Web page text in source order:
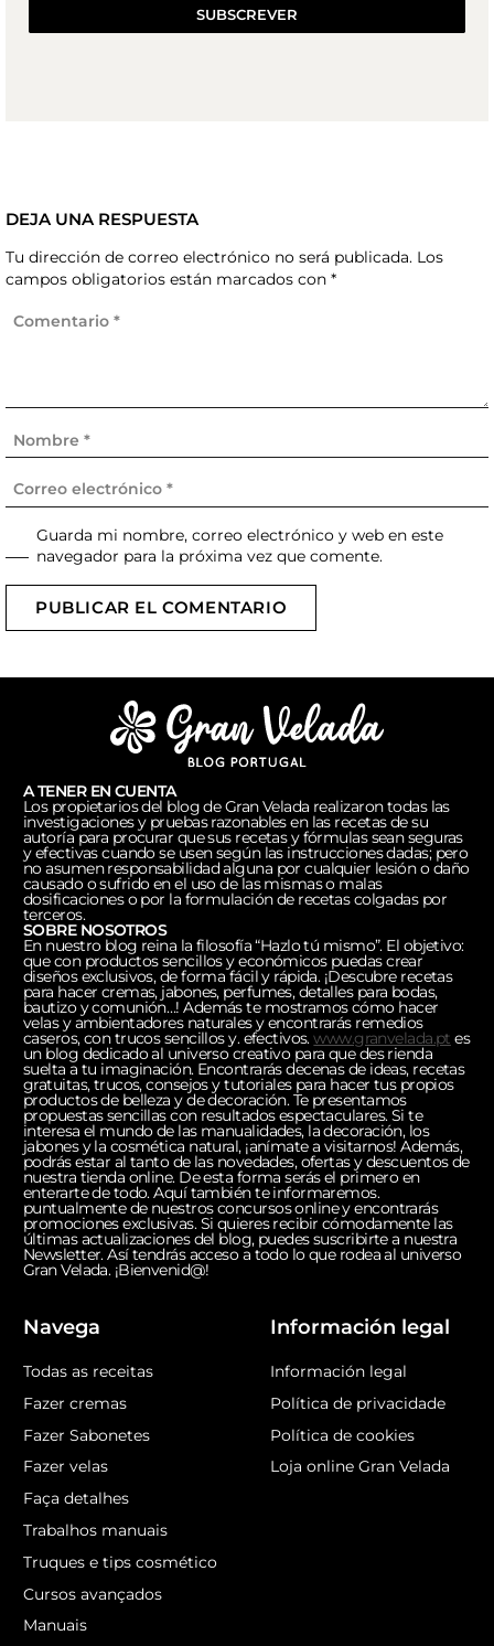
SUBSCREVER
DEJA UNA RESPUESTA
Tu dirección de correo electrónico no será publicada. Los
campos obligatorios están marcados con *
Guarda mi nombre, correo electrónico y web en este
navegador para la próxima vez que comente.
PUBLICAR EL COMENTARIO
A TENER EN CUENTA
Los propietarios del blog de Gran Velada realizaron todas las
investigaciones y pruebas razonables en las recetas de su
autoría para procurar que sus recetas y fórmulas sean seguras
y efectivas cuando se usen según las instrucciones dadas; pero
no asumen responsabilidad alguna por cualquier lesión o daño
causado o sufrido en el uso de las mismas o malas
dosificaciones o por la formulación de recetas colgadas por
terceros.
SOBRE NOSOTROS
En nuestro blog reina la filosofía “Hazlo tú mismo”. El objetivo:
que con productos sencillos y económicos puedas crear
diseños exclusivos, de forma fácil y rápida. ¡Descubre recetas
para hacer cremas, jabones, perfumes, detalles para bodas,
bautizo y comunión…! Además te mostramos cómo hacer
velas y ambientadores naturales y encontrarás remedios
caseros, con trucos sencillos y. efectivos.www.granvelada.pt es
un blog dedicado al universo creativo para que des rienda
suelta a tu imaginación. Encontrarás decenas de ideas, recetas
gratuitas, trucos, consejos y tutoriales para hacer tus propios
productos de belleza y de decoración. Te presentamos
propuestas sencillas con resultados espectaculares. Si te
interesa el mundo de las manualidades, la decoración, los
jabones y la cosmética natural, ¡anímate a visitarnos! Además,
podrás estar al tanto de las novedades, ofertas y descuentos de
nuestra tienda online. De esta forma serás el primero en
enterarte de todo. Aquí también te informaremos.
puntualmente de nuestros concursos online y encontrarás
promociones exclusivas. Si quieres recibir cómodamente las
últimas actualizaciones del blog, puedes suscribirte a nuestra
Newsletter. Así tendrás acceso a todo lo que rodea al universo
Gran Velada. ¡Bienvenid@!
Navega
Todas as receitas
Fazer cremas
Fazer Sabonetes
Fazer velas
Faça detalhes
Trabalhos manuais
Truques e tips cosmético
Cursos avançados
Manuais
Información legal
Información legal
Política de privacidade
Política de cookies
Loja online Gran Velada